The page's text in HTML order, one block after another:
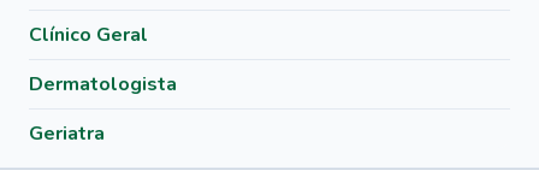
Clínico Geral
Dermatologista
Geriatra